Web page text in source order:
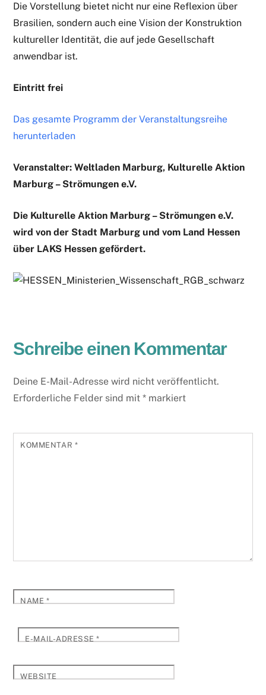
Die Vorstellung bietet nicht nur eine Reflexion über
Brasilien, sondern auch eine Vision der Konstruktion
kultureller Identität, die auf jede Gesellschaft
anwendbar ist.
Eintritt frei
Das gesamte Programm der Veranstaltungsreihe
herunterladen
Veranstalter: Weltladen Marburg, Kulturelle Aktion
Marburg – Strömungen e.V.
Die Kulturelle Aktion Marburg – Strömungen e.V.
wird von der Stadt Marburg und vom Land Hessen
über LAKS Hessen gefördert.
Schreibe einen Kommentar
Deine E-Mail-Adresse wird nicht veröffentlicht.
Erforderliche Felder sind mit* markiert
KOMMENTAR *
NAME*
E-MAIL-ADRESSE*
WEBSITE